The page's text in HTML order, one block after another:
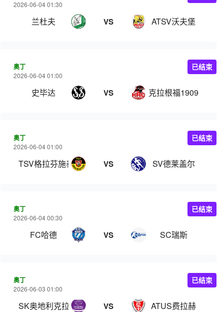
2026-06-04 01:30
兰杜夫 VS ATSV沃夫堡
奥丁
2026-06-04 01:00
史毕达 VS 克拉根福1909
已结束
奥丁
2026-06-04 01:00
TSV格拉芬施泰因 VS SV德莱盖尔
已结束
奥丁
2026-06-04 00:30
FC哈德 VS SC瑞斯
已结束
奥丁
2026-06-03 01:00
SK奥地利克拉根福 VS ATUS费拉赫
已结束